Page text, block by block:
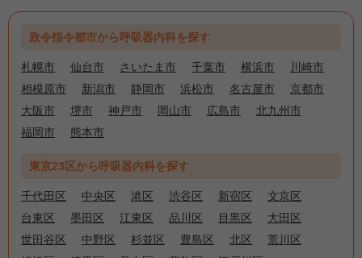
政令指令都市から呼吸器内科を探す
札幌市 仙台市 さいたま市 千葉市 横浜市
川崎市
相模原市
新潟市 静岡市 浜松市 名古屋市
京都市
大阪市
堺市 神戸市 岡山市 広島市
北九州市
福岡市
熊本市
東京23区から呼吸器内科を探す
千代田区 中央区 港区 渋谷区 新宿区
文京区
台東区
墨田区 江東区 品川区 目黒区
大田区
世田谷区
中野区 杉並区 豊島区 北区
荒川区